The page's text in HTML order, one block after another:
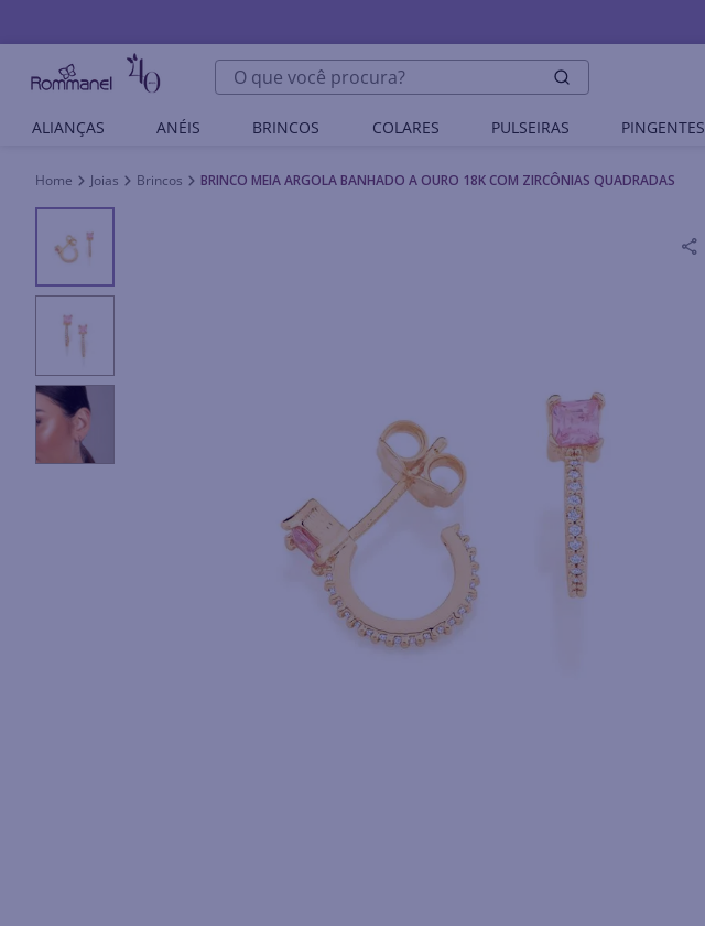
O que você procura?
ALIANÇAS ANÉIS BRINCOS COLARES PULSEIRAS PINGENTES
Joias Brincos BRINCO MEIA ARGOLA BANHADO A OURO 18K COM ZIRCÔNIAS QUADRADAS